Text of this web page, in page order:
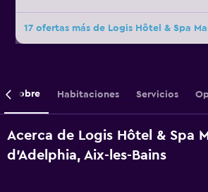
17 ofertas más de Logis Hôtel & Spa
Sobre Habitaciones Servicios
Acerca de Logis Hôtel & Spa
d'Adelphia, Aix-les-Bains